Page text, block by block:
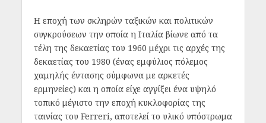
Η εποχή των σκληρών ταξικών και πολιτικών
συγκρούσεων την οποία η Ιταλία βίωνε από τα
τέλη της δεκαετίας του 1960 μέχρι τις αρχές της
δεκαετίας του 1980 (ένας εμφύλιος πόλεμος
χαμηλής έντασης σύμφωνα με αρκετές
ερμηνείες) και η οποία είχε αγγίξει ένα υψηλό
τοπικό μέγιστο την εποχή κυκλοφορίας της
ταινίας του Ferreri, αποτελεί το υλικό υπόστρωμα